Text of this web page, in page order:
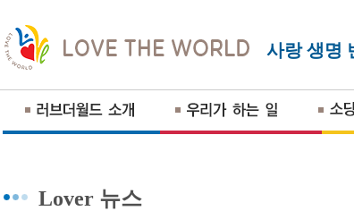
사랑 생명
Lover 뉴스